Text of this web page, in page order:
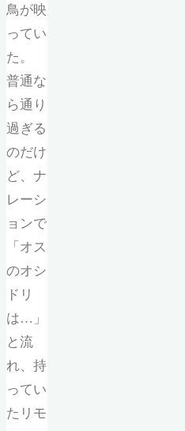
鳥が映
ってい
た。
普通な
ら通り
過ぎる
のだけ
ど、ナ
レーシ
ョンで
「オス
のオシ
ドリ
は…」
と流
れ、持
ってい
たリモ